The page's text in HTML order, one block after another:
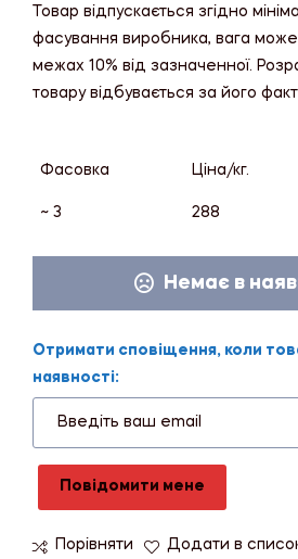
Товар відпускається згідно
фасування виробника, вага може
межах 10% від зазначенної.
товару відбувається за його
Фасовка Ціна/кг.
~ 3 288
Немає в
Отримати сповіщення, коли
наявності:
Повідомити мене
Порівняти Додати в